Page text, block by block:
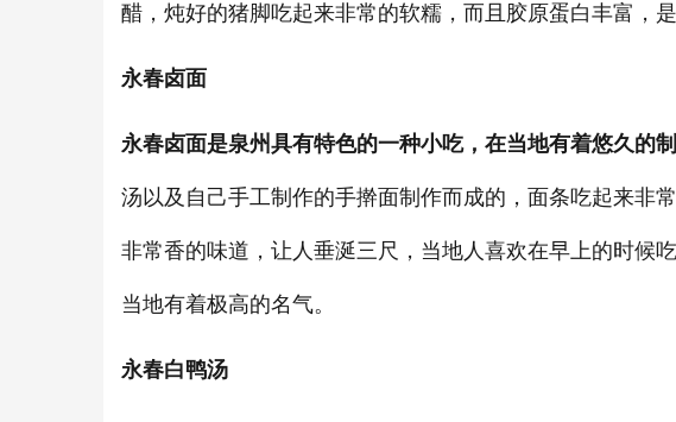
醋，炖好的猪脚吃起来非常的软糯，而且胶原蛋白丰富，
永春卤面
永春卤面是泉州具有特色的一种小吃，在当地有着悠久的
汤以及自己手工制作的手擀面制作而成的，面条吃起来非
非常香的味道，让人垂涎三尺，当地人喜欢在早上的时候
当地有着极高的名气。
永春白鸭汤